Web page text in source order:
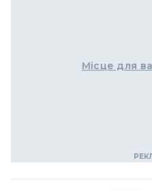
Місце для